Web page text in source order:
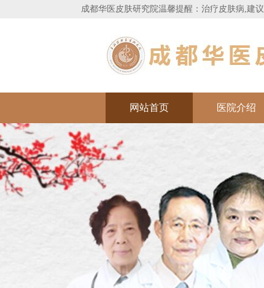
成都华医皮肤研究院温馨提醒：治疗皮肤病,建
网站首页 医院介绍